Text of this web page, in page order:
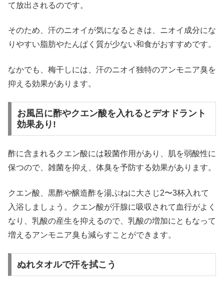
て放出されるのです。
そのため、汗のニオイが気になるときは、ニオイ成分にな
りやすい脂肪やたんぱく質が少ない和食がおすすめです。
なかでも、梅干しには、汗のニオイ独特のアンモニア臭を
抑える効果があります。
お風呂に酢やクエン酸を入れるとデオドラント
効果あり!
酢に含まれるクエン酸には殺菌作用があり、肌を弱酸性に
保つので、雑菌を抑え、体臭を予防する効果があります。
クエン酸、黒酢や醸造酢を湯ぶねに大さじ2〜3杯入れて
入浴しましょう。クエン酸が汗腺に吸収されて血行がよく
なり、乳酸の産生を抑えるので、乳酸の増加にともなって
増えるアンモニア臭も減らすことができます。
ぬれタオルで汗を拭こう